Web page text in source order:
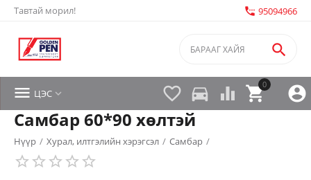
Тавтай морил! settings_phone 95094966


0

 directions_car 
 ЦЭС 
Самбар 60*90 хөлтэй
Нүүр / Хурал, илтгэлийн хэрэгсэл / Самбар /